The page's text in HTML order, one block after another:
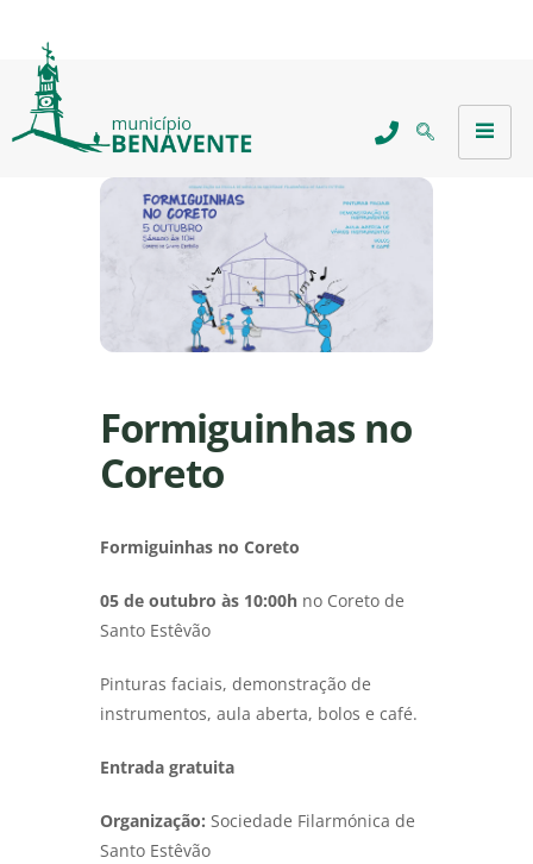
Formiguinhas no
Coreto
Formiguinhas no Coreto
05 de outubro às 10:00h no Coreto de
Santo Estêvão
Pinturas faciais, demonstração de
instrumentos, aula aberta, bolos e café.
Entrada gratuita
Organização: Sociedade Filarmónica de
Santo Estêvão